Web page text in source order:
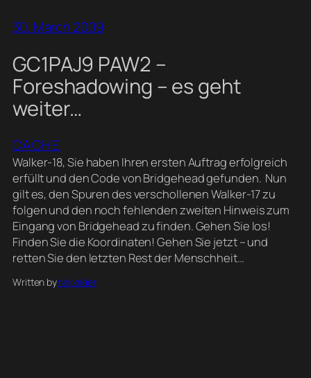
30. March 2009
GC1PAJ9 PAW2 –
Foreshadowing – es geht
weiter…
CACHE
Walker-18, Sie haben Ihren ersten Auftrag erfolgreich
erfüllt und den Code von Bridgehead gefunden. Nun
gilt es, den Spuren des verschollenen Walker-17 zu
folgen und den noch fehlenden zweiten Hinweis zum
Eingang von Bridgehead zu finden. Gehen Sie los!
Finden Sie die Koordinaten! Gehen Sie jetzt – und
retten Sie den letzten Rest der Menschheit…
Written byhelixrider